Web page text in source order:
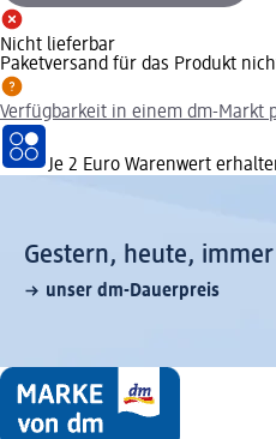
Nicht lieferbar
Paketversand für das Produkt
Verfügbarkeit in einem dm-Markt
Je 2 Euro Warenwert
Gestern, heute,
unser dm-Dauerpreis